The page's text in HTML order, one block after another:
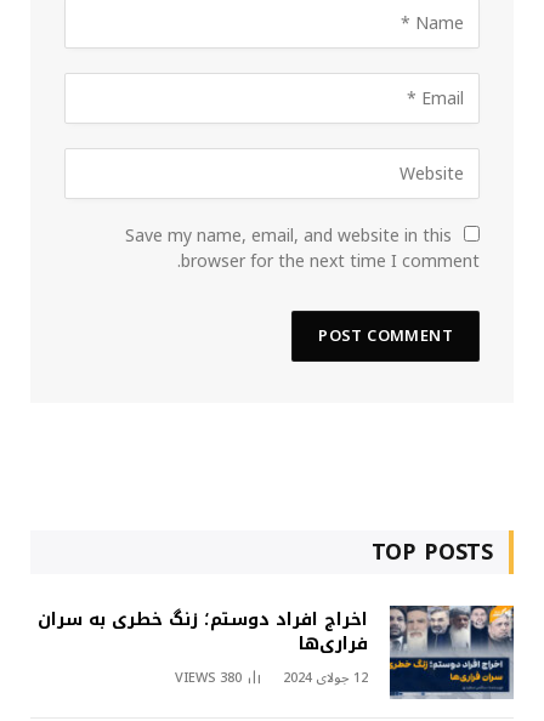
Save my name, email, and website in this
browser for the next time I comment.
TOP POSTS
اخراج افراد دوستم؛ زنگ خطری به سران
فراری‌ها
12 جولای 2024 380
VIEWS